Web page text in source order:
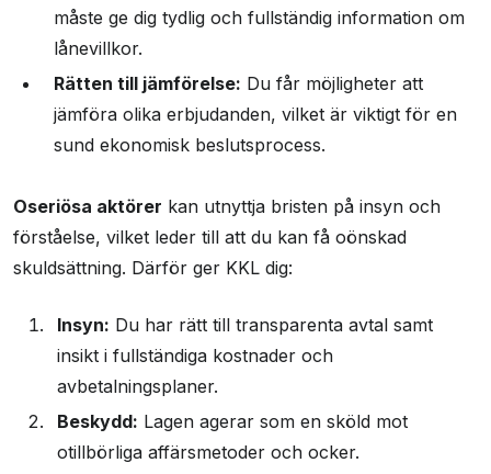
måste ge dig tydlig och fullständig information om
lånevillkor.
Rätten till jämförelse: Du får möjligheter att
jämföra olika erbjudanden, vilket är viktigt för en
sund ekonomisk beslutsprocess.
Oseriösa aktörer kan utnyttja bristen på insyn och
förståelse, vilket leder till att du kan få oönskad
skuldsättning. Därför ger KKL dig:
Insyn: Du har rätt till transparenta avtal samt
insikt i fullständiga kostnader och
avbetalningsplaner.
Beskydd: Lagen agerar som en sköld mot
otillbörliga affärsmetoder och ocker.